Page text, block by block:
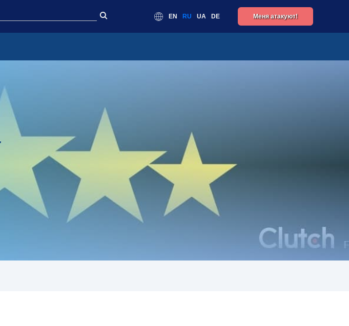
EN RU UA DE Меня атакуют!